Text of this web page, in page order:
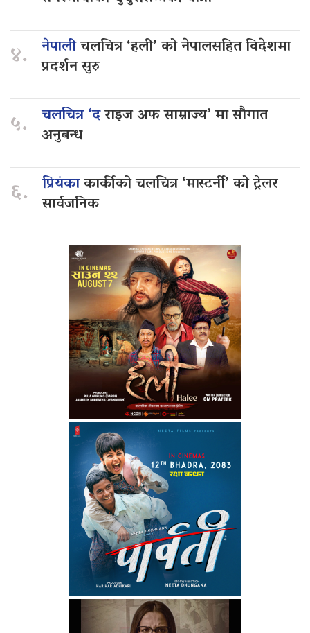
४. नेपालीचलचित्र ‘हली’ को नेपालसहित विदेशमा
प्रदर्शन सुरु
५. चलचित्र ‘दराइज अफ साम्राज्य’ मा सौगात
अनुबन्ध
६. प्रियंकाकार्कीको चलचित्र ‘मास्टर्नी’ को ट्रेलर
सार्वजनिक